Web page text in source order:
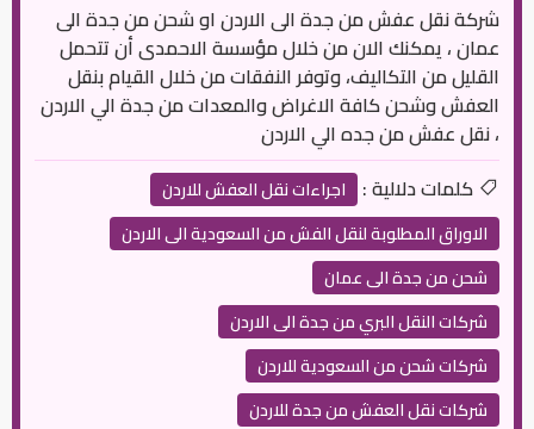
شركة نقل عفش من جدة الى الاردن او شحن من جدة الى
عمان ، يمكنك الان من خلال مؤسسة الاحمدى أن تتحمل
القليل من التكاليف، وتوفر النفقات من خلال القيام بنقل
العفش وشحن كافة الاغراض والمعدات من جدة الي الاردن
، نقل عفش من جده الي الاردن
كلمات دلالية :
اجراءات نقل العفش للاردن
الاوراق المطلوبة لنقل الفش من السعودية الى الاردن
شحن من جدة الى عمان
شركات النقل البري من جدة الى الاردن
شركات شحن من السعودية للاردن
شركات نقل العفش من جدة للاردن